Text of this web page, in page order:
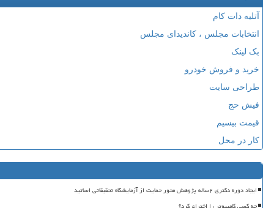
آتلیه دات کام
انتخابات مجلس ، کاندیدای مجلس
بک لینک
خرید و فروش خودرو
طراحی سایت
فیش حج
قیمت بیسیم
کار در محل
ایجاد دوره دکتری ۲ساله پژوهش محور حمایت از آزمایشگاه تحقیقاتی اساتید